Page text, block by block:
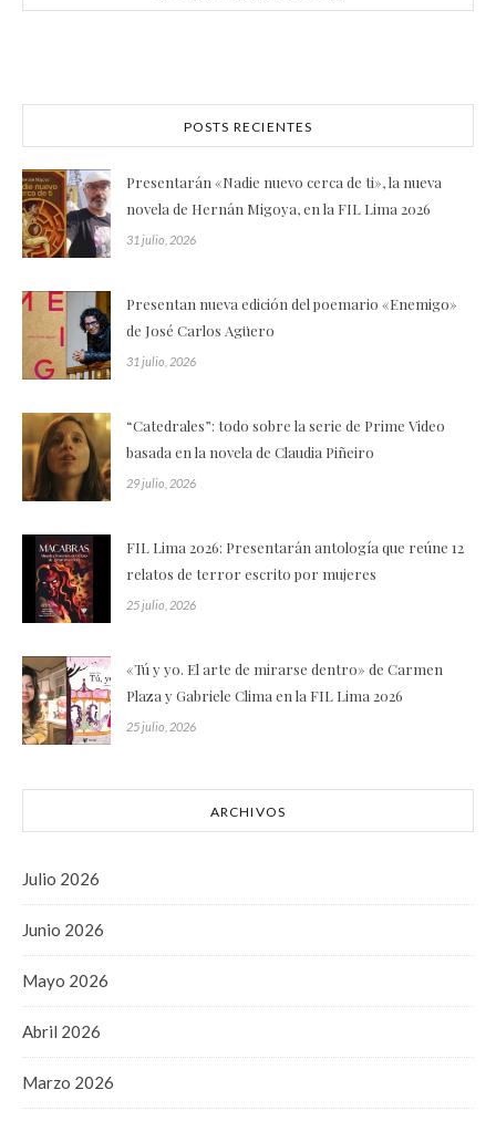
POSTS RECIENTES
Presentarán «Nadie nuevo cerca de ti», la nueva
novela de Hernán Migoya, en la FIL Lima 2026
31 julio, 2026
Presentan nueva edición del poemario «Enemigo»
de José Carlos Agüero
31 julio, 2026
“Catedrales”: todo sobre la serie de Prime Video
basada en la novela de Claudia Piñeiro
29 julio, 2026
FIL Lima 2026: Presentarán antología que reúne 12
relatos de terror escrito por mujeres
25 julio, 2026
«Tú y yo. El arte de mirarse dentro» de Carmen
Plaza y Gabriele Clima en la FIL Lima 2026
25 julio, 2026
ARCHIVOS
Julio 2026
Junio 2026
Mayo 2026
Abril 2026
Marzo 2026